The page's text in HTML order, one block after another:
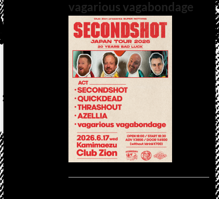
vagarious vagabondage